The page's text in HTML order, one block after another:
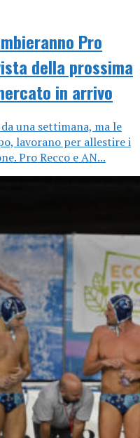
Pro
della prossima
in arrivo
una settimana, ma le
lavorano per allestire i
Pro Recco e AN...